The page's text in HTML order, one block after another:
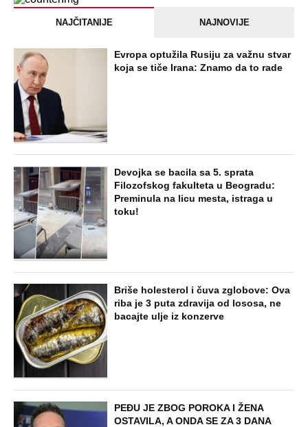
NAJČITANIJE NAJNOVIJE
Evropa optužila Rusiju za važnu stvar
koja se tiče Irana: Znamo da to rade
Devojka se bacila sa 5. sprata
Filozofskog fakulteta u Beogradu:
Preminula na licu mesta, istraga u
toku!
Briše holesterol i čuva zglobove: Ova
riba je 3 puta zdravija od lososa, ne
bacajte ulje iz konzerve
PEĐU JE ZBOG POROKA I ŽENA
OSTAVILA, A ONDA SE ZA 3 DANA